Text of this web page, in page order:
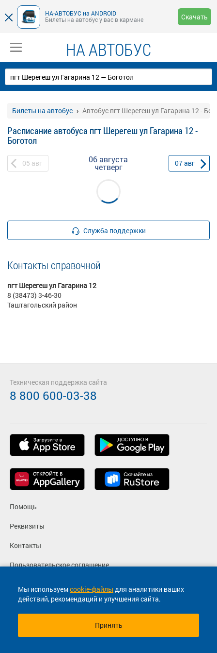
НА-АВТОБУС на ANDROID
Билеты на автобус у вас в кармане
Скачать
НА АВТОБУС
Билеты на автобус Автобус пгт Шерегеш ул Гагарина 12 -
Расписание автобуса пгт Шерегеш ул Гагарина 12 -
Боготол
05 авг 06 августа
четверг 07авг
Служба поддержки
Контакты справочной
пгт Шерегеш ул Гагарина 12
8 (38473) 3-46-30
Таштагольский район
Мы используемcookie-файлы для аналитики ваших
действий, рекомендаций и улучшения сайта.
Принять
Помощь
Реквизиты
Контакты
Пользовательское соглашение
Политика конфиденциальности
Согласие на маркетинговые сообщения
Техническая поддержка сайта
8 800 600-03-38
© 2013-2026, ООО "Капитал"- Онлайн сервис продажи